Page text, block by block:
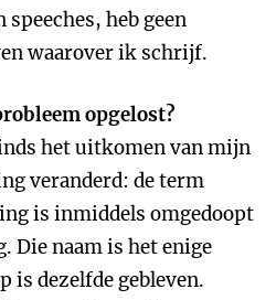
heb geen
waarover ik schrijf.
opgelost?
het uitkomen van mijn
veranderd: de term
is inmiddels omgedoopt
Die naam is het enige
is dezelfde gebleven.